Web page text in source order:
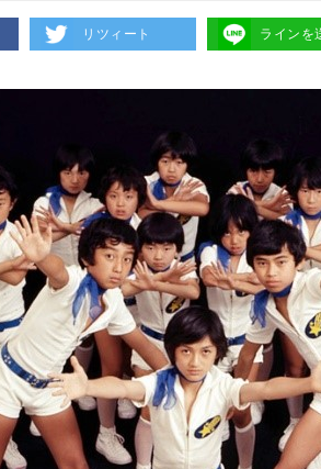
リツィート ラインを